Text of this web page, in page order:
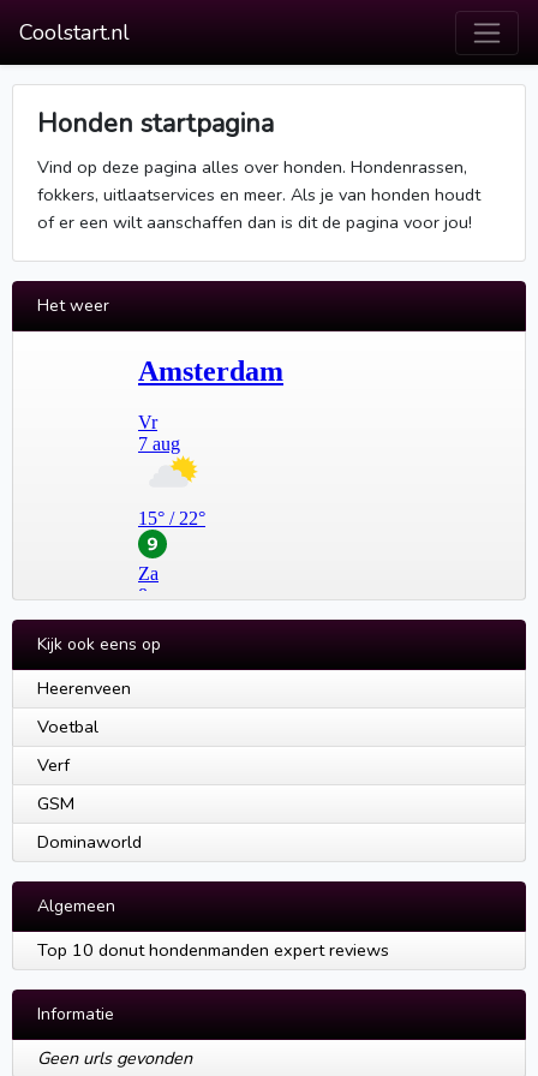
Coolstart.nl
Honden startpagina
Vind op deze pagina alles over honden. Hondenrassen,
fokkers, uitlaatservices en meer. Als je van honden houdt
of er een wilt aanschaffen dan is dit de pagina voor jou!
Het weer
Kijk ook eens op
Heerenveen
Voetbal
Verf
GSM
Dominaworld
Algemeen
Top 10 donut hondenmanden expert reviews
Informatie
Geen urls gevonden